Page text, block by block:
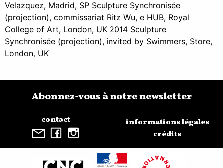
Velazquez, Madrid, SP Sculpture Synchronisée
(projection), commissariat Ritz Wu, e HUB, Royal
College of Art, London, UK 2014 Sculpture
Synchronisée (projection), invited by Swimmers, Store,
London, UK
contact
Abonnez-vous à notre newsletter
informations légales
crédits